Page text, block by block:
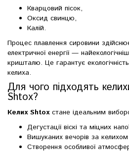
Кварцовий пісок,
Оксид свинцю,
Калій.
Процес плавлення сировини
електричної енергії —
кришталю. Це гарантує
келиха.
Для чого підходять
Shtox?
Келих Shtoxстане ідеальним
Дегустації віскі та міцних
Вишуканих вечорів за
Створення особливої